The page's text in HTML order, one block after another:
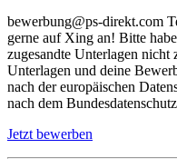
bewerbung@ps-direkt.com
gerne auf Xing an! Bitte
zugesandte Unterlagen nicht
Unterlagen und deine
nach der europäischen
nach dem
Jetzt bewerben